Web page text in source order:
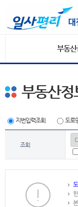
부동
부동산정
지번입력조회 도로
조회